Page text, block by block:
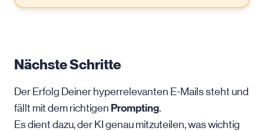
Nächste Schritte
Der Erfolg Deiner hyperrelevanten E-Mails steht und
fällt mit dem richtigen Prompting.
Es dient dazu, der KI genau mitzuteilen, was wichtig